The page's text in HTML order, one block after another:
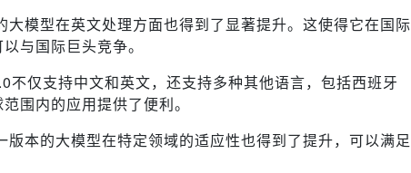
大模型在英文处理方面也得到了显著提升。这使得它在国际
与国际巨头竞争。
不仅支持中文和英文，还支持多种其他语言，包括西班牙
围内的应用提供了便利。
版本的大模型在特定领域的适应性也得到了提升，可以满足